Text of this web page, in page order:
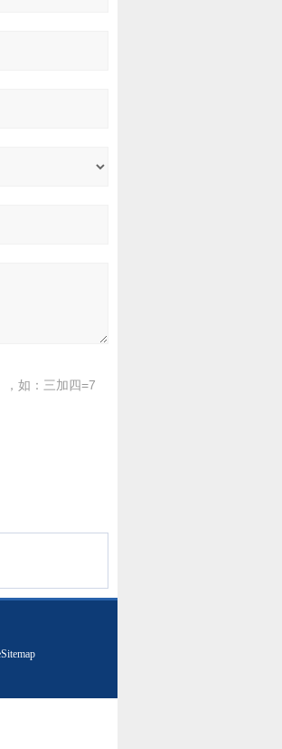
，如：三加四=7